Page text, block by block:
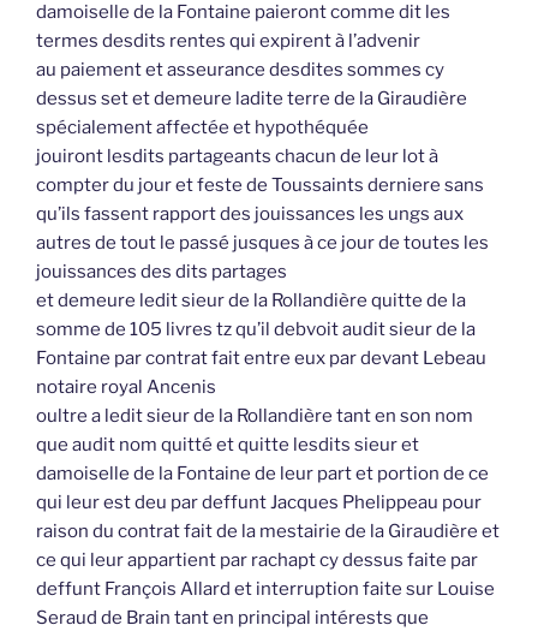
damoiselle de la Fontaine paieront comme dit les
termes desdits rentes qui expirent à l’advenir
au paiement et asseurance desdites sommes cy
dessus set et demeure ladite terre de la Giraudière
spécialement affectée et hypothéquée
jouiront lesdits partageants chacun de leur lot à
compter du jour et feste de Toussaints derniere sans
qu’ils fassent rapport des jouissances les ungs aux
autres de tout le passé jusques à ce jour de toutes les
jouissances des dits partages
et demeure ledit sieur de la Rollandière quitte de la
somme de 105 livres tz qu’il debvoit audit sieur de la
Fontaine par contrat fait entre eux par devant Lebeau
notaire royal Ancenis
oultre a ledit sieur de la Rollandière tant en son nom
que audit nom quitté et quitte lesdits sieur et
damoiselle de la Fontaine de leur part et portion de ce
qui leur est deu par deffunt Jacques Phelippeau pour
raison du contrat fait de la mestairie de la Giraudière et
ce qui leur appartient par rachapt cy dessus faite par
deffunt François Allard et interruption faite sur Louise
Seraud de Brain tant en principal intérests que